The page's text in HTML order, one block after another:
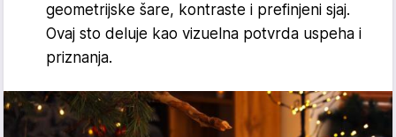
geometrijske šare, kontraste i prefinjeni sjaj.
Ovaj sto deluje kao vizuelna potvrda uspeha i
priznanja.